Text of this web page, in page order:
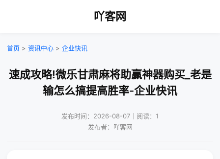
吖客网
首页 > 资讯中心 > 企业快讯
速成攻略!微乐甘肃麻将助赢神器购买_老是
输怎么搞提高胜率-企业快讯
发布时间：2026-08-07｜阅读：1
发布者：吖客网